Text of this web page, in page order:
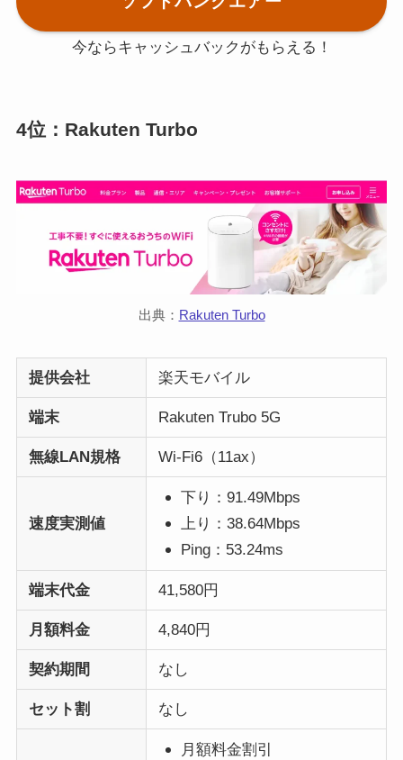
今ならキャッシュバックがもらえる！
4位：Rakuten Turbo
出典： Rakuten Turbo
提供会社 楽天モバイル
端末 Rakuten Trubo 5G
無線LAN規格 Wi-Fi6（11ax）
速度実測値
下り：91.49Mbps
上り：38.64Mbps
Ping：53.24ms
端末代金 41,580円
月額料金 4,840円
契約期間 なし
セット割 なし
月額料金割引